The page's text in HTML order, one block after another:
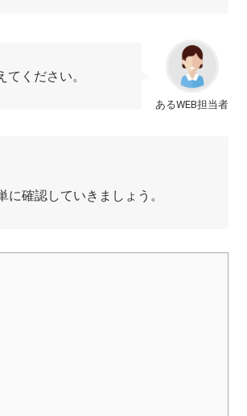
あるWEB担当者
ください。
確認していきましょう。